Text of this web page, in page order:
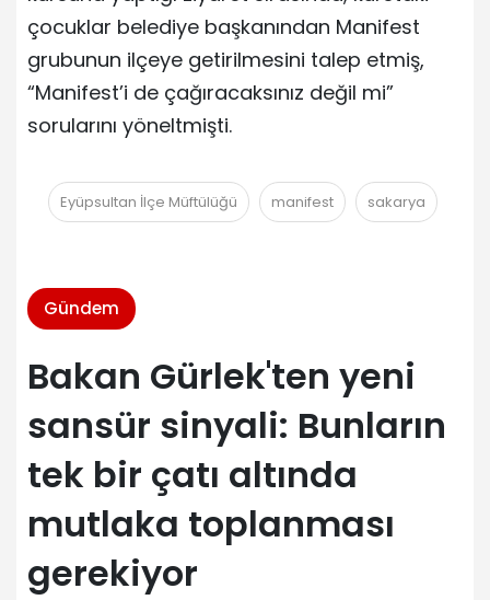
çocuklar belediye başkanından Manifest
grubunun ilçeye getirilmesini talep etmiş,
“Manifest’i de çağıracaksınız değil mi”
sorularını yöneltmişti.
Eyüpsultan İlçe Müftülüğü manifest sakarya
Gündem
Bakan Gürlek'ten yeni
sansür sinyali: Bunların
tek bir çatı altında
mutlaka toplanması
gerekiyor